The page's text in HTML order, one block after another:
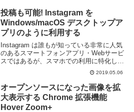
投稿も可能! Instagram を
Windows/macOS デスクトップア
プリのように利用する
Instagram は誰もが知っている非常に人気
のあるスマートフォンアプリ・Webサービ
スではあるが、スマホでの利用に特化して
おり PC 版の公式アプリは無く Web ブラ
ウザでは閲覧専用と、 PC から利用するに
はやや面倒なところがある。...
2019.05.06
オープンソースになった画像を拡
大表示する Chrome 拡張機能
Hover Zoom+